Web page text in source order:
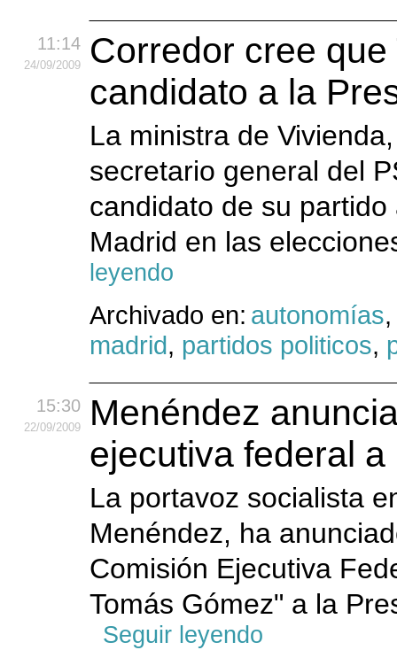
11:14
24/09/2009
Corredor cree
candidato a la
La ministra de
secretario general del
candidato de su
Madrid en las
leyendo
Archivado en: autonomías
madrid, partidos politicos,
15:30
22/09/2009
Menéndez
ejecutiva federal
La portavoz socialista
Menéndez, ha
Comisión Ejecutiva
Tomás Gómez" a la
Seguir leyendo